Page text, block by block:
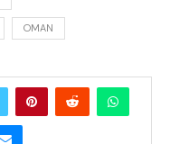
OMAN